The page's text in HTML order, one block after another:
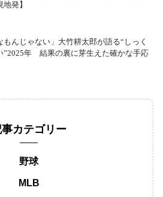
発】
もんじゃない」大竹耕太郎が語る“しっく
”2025年 結果の裏に芽生えた確かな手応
カテゴリー
野球
MLB